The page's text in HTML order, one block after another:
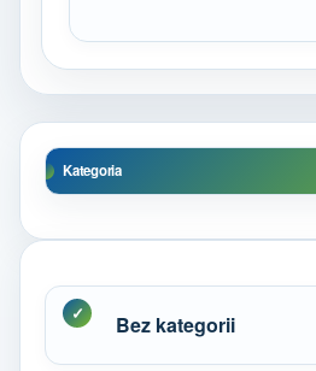
Kategoria
Bez kategorii